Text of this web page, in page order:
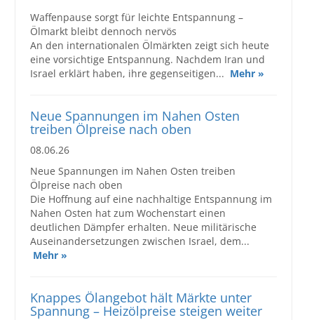
Waffenpause sorgt für leichte Entspannung –
Ölmarkt bleibt dennoch nervös
An den internationalen Ölmärkten zeigt sich heute
eine vorsichtige Entspannung. Nachdem Iran und
Israel erklärt haben, ihre gegenseitigen... Mehr »
Neue Spannungen im Nahen Osten
treiben Ölpreise nach oben
08.06.26
Neue Spannungen im Nahen Osten treiben
Ölpreise nach oben
Die Hoffnung auf eine nachhaltige Entspannung im
Nahen Osten hat zum Wochenstart einen
deutlichen Dämpfer erhalten. Neue militärische
Auseinandersetzungen zwischen Israel, dem...
Mehr »
Knappes Ölangebot hält Märkte unter
Spannung – Heizölpreise steigen weiter